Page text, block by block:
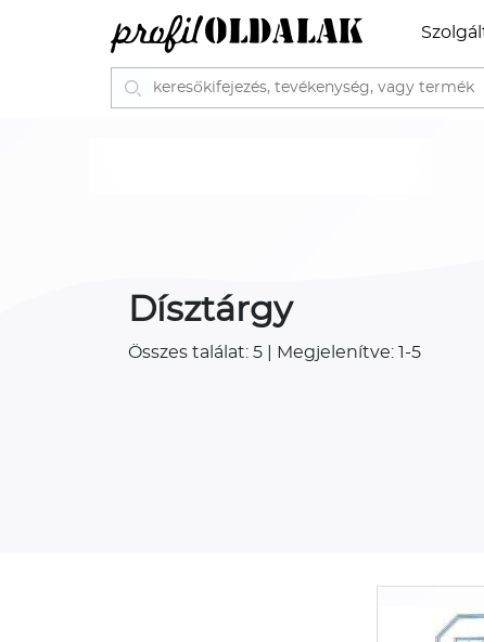
Dísztárgy
Összes találat: 5 | Megjelenítve: 1-5